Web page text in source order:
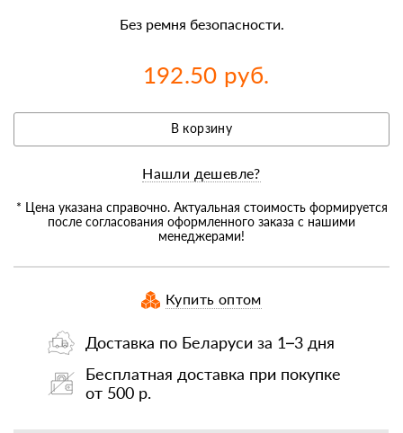
Без ремня безопасности.
192.50 руб.
В корзину
Нашли дешевле?
* Цена указана справочно. Актуальная стоимость формируется
после согласования оформленного заказа с нашими
менеджерами!
Купить оптом
Доставка по Беларуси за 1–3 дня
Бесплатная доставка при покупке
от 500 р.